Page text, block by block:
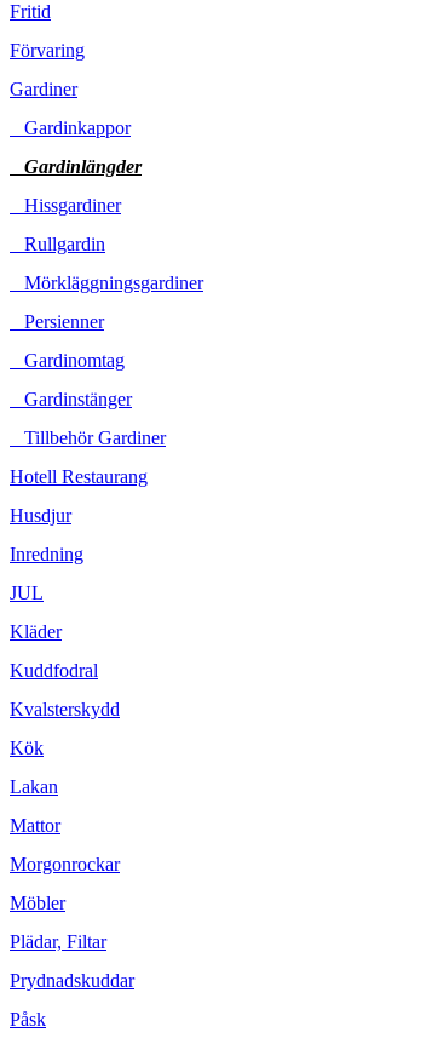
Fritid
Förvaring
Gardiner
Gardinkappor
Gardinlängder
Hissgardiner
Rullgardin
Mörkläggningsgardiner
Persienner
Gardinomtag
Gardinstänger
Tillbehör Gardiner
Hotell Restaurang
Husdjur
Inredning
JUL
Kläder
Kuddfodral
Kvalsterskydd
Kök
Lakan
Mattor
Morgonrockar
Möbler
Plädar, Filtar
Prydnadskuddar
Påsk